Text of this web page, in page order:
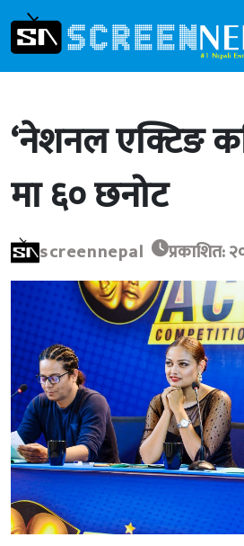
‘नेशनल एक्टिङ
मा ६० छनोट
screennepal प्रकाशित: